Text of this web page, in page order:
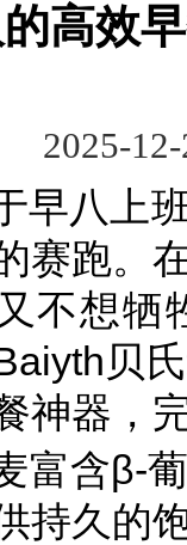
高效
2025-
早八上
赛跑。
不想牺
贝
神器，
富含β-
持久的